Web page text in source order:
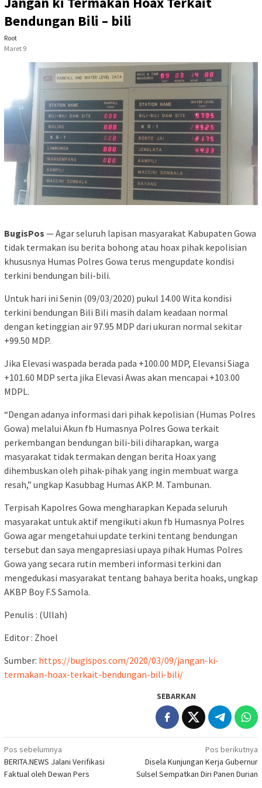
Bendungan Bili – bili
Root
Maret 9
BugisPos — Agar seluruh lapisan masyarakat Kabupaten Gowa
tidak termakan isu berita bohong atau hoax pihak kepolisian
khususnya Humas Polres Gowa terus mengupdate kondisi
terkini bendungan bili-bili.
Untuk hari ini Senin (09/03/2020) pukul 14.00 Wita kondisi
terkini bendungan Bili Bili masih dalam keadaan normal
dengan ketinggian air 97.95 MDP dari ukuran normal sekitar
+99.50 MDP.
Jika Elevasi waspada berada pada +100.00 MDP, Elevansi Siaga
+101.60 MDP serta jika Elevasi Awas akan mencapai +103.00
MDPL.
“Dengan adanya informasi dari pihak kepolisian (Humas Polres
Gowa) melalui Akun fb Humasnya Polres Gowa terkait
perkembangan bendungan bili-bili diharapkan, warga
masyarakat tidak termakan dengan berita Hoax yang
dihembuskan oleh pihak-pihak yang ingin membuat warga
resah,” ungkap Kasubbag Humas AKP. M. Tambunan.
Terpisah Kapolres Gowa mengharapkan Kepada seluruh
masyarakat untuk aktif mengikuti akun fb Humasnya Polres
Gowa agar mengetahui update terkini tentang bendungan
tersebut dan saya mengapresiasi upaya pihak Humas Polres
Gowa yang secara rutin memberi informasi terkini dan
mengedukasi masyarakat tentang bahaya berita hoaks, ungkap
AKBP Boy F.S Samola.
Penulis : (Ullah)
Editor : Zhoel
Sumber: https://bugispos.com/2020/03/09/jangan-ki-
termakan-hoax-terkait-bendungan-bili-bili/
SEBARKAN
Navigasi
pos
Pos sebelumnya
BERITA.NEWS Jalani Verifikasi
Faktual oleh Dewan Pers
Pos berikutnya
Disela Kunjungan Kerja Gubernur
Sulsel Sempatkan Diri Panen Durian